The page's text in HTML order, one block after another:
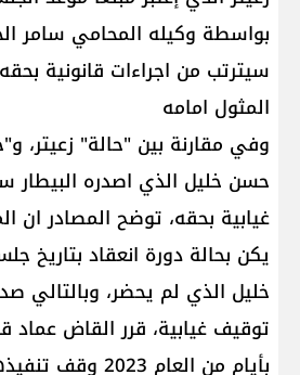
بواسطة وكيله المحامي سامر
سيترتب من اجراءات قانونية
المثول امامه
وفي مقارنة بين "حالة" زعيتر،
حسن خليل الذي اصدره البيطار
غيابية بحقه، توضح المصادر ان
يكن بحالة دورة انعقاد بتاريخ
خليل الذي لم يحضر، وبالتالي
توقيف غيابية، قرر القاض عماد
بأيام من العام 2023 وقف تنفيذها.